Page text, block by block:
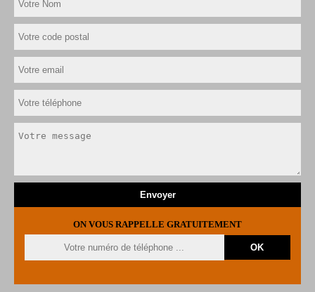
ON VOUS RAPPELLE GRATUITEMENT